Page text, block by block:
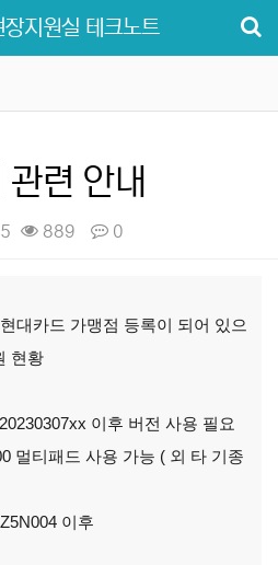
지원실 테크노트
련 안내
889 0
대카드 가맹점 등록이 되어 있으
현황
이후 버전 사용 필요
멀티패드 사용 가능 ( 외 타 기종
이후